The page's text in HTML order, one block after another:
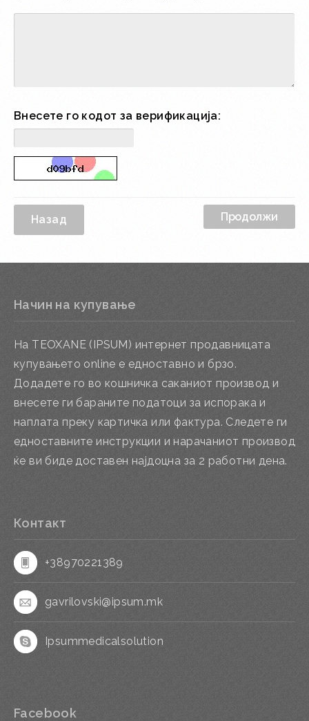
Внесете го кодот за верификација:
Назад
Начин на купување
На TEOXANE (IPSUM) интернет продавницата
купувањето online е едноставно и брзо.
Додадете го во кошничка саканиот производ и
внесете ги бараните податоци за испорака и
наплата преку картичка или фактура. Следете ги
едноставните инструкции и нарачаниот производ
ќе ви биде доставен најдоцна за 2 работни дена.
Контакт
+38970221389
gavrilovski@ipsum.mk
Ipsummedicalsolution
Facebook